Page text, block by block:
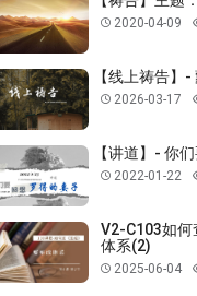
2020-04-09
【线上祷告】-
2026-03-17
【讲道】- 你
2022-01-22
V2-C103如
体系(2)
2025-06-04